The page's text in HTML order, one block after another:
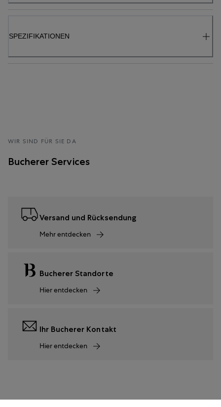
SPEZIFIKATIONEN
WIR SIND FÜR SIE DA
Bucherer Services
Versand und Rücksendung
Mehr entdecken
Bucherer Standorte
Hier entdecken
Ihr Bucherer Kontakt
Hier entdecken